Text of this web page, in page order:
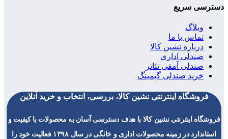
دسترسی سریع
وبلاگ
تماس با ما
درباره نشین کالا
صندلی اداری
صندلی آمفی تئاتر
خرید صندلی گیمینگ
فروشگاه اینترنتی نشین کالا، بررسی، انتخاب و خرید آنلاین
فروشگاه اینترنتی نشین کالا با هدف دسترسی آسان به محصولات با کیفیت و
استاندارد در زمینه محصولات اداری و خانگی در سال ۱۳۹۸ فعالیت خود را